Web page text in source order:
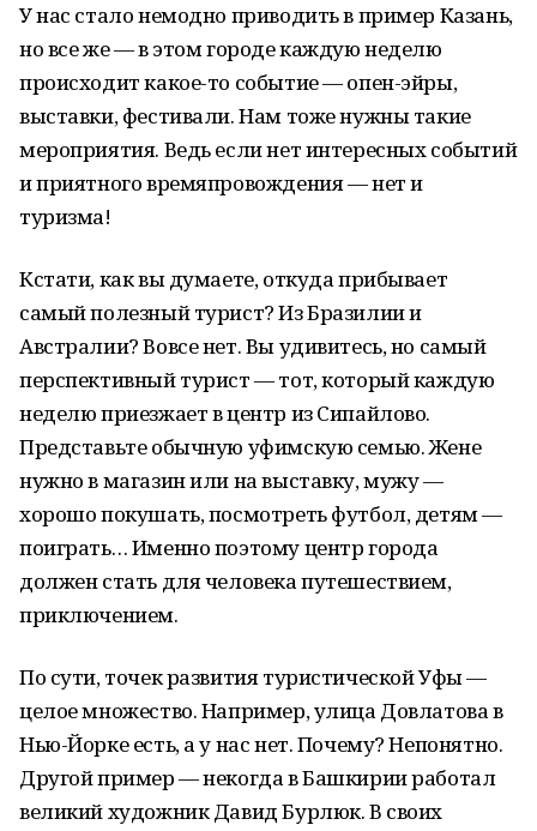
У нас стало немодно приводить в пример Казань,
но все же — в этом городе каждую неделю
происходит какое-то событие — опен-эйры,
выставки, фестивали. Нам тоже нужны такие
мероприятия. Ведь если нет интересных событий
и приятного времяпровождения — нет и
туризма!
Кстати, как вы думаете, откуда прибывает
самый полезный турист? Из Бразилии и
Австралии? Вовсе нет. Вы удивитесь, но самый
перспективный турист — тот, который каждую
неделю приезжает в центр из Сипайлово.
Представьте обычную уфимскую семью. Жене
нужно в магазин или на выставку, мужу —
хорошо покушать, посмотреть футбол, детям —
поиграть… Именно поэтому центр города
должен стать для человека путешествием,
приключением.
По сути, точек развития туристической Уфы —
целое множество. Например, улица Довлатова в
Нью-Йорке есть, а у нас нет. Почему? Непонятно.
Другой пример — некогда в Башкирии работал
великий художник Давид Бурлюк. В своих